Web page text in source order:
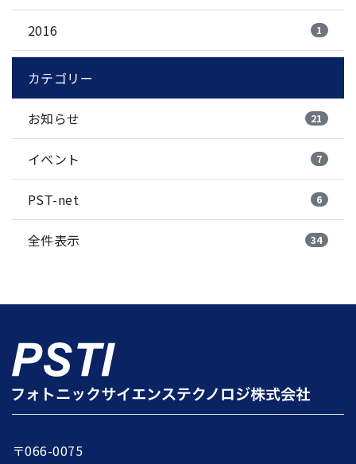
2016 1
カテゴリー
お知らせ 21
イベント 7
PST-net 6
全件表示 34
〒066-0075